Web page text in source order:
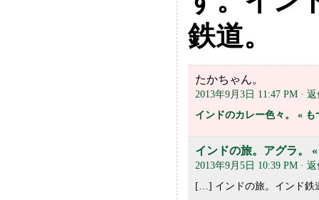
鉄道。
たかちゃん。
2013年9月3日 11:47 PM ·
インドのカレー色々。 «
インドの旅。アグラ。
2013年9月5日 10:39 PM ·
[…] インドの旅。インド